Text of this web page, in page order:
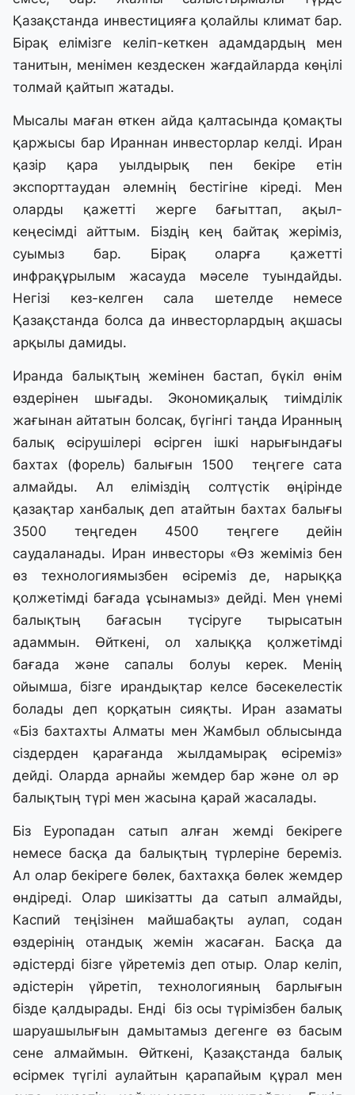
Қазақстанда инвестицияға қолайлы климат бар.
Бірақ елімізге келіп-кеткен адамдардың мен
танитын, менімен кездескен жағдайларда көңілі
толмай қайтып жатады.
Мысалы маған өткен айда қалтасында қомақты
қаржысы бар Ираннан инвесторлар келді. Иран
қазір қара уылдырық пен бекіре етін
экспорттаудан әлемнің бестігіне кіреді. Мен
оларды қажетті жерге бағыттап, ақыл-
кеңесімді айттым. Біздің кең байтақ жеріміз,
суымыз бар. Бірақ оларға қажетті
инфрақұрылым жасауда мәселе туындайды.
Негізі кез-келген сала шетелде немесе
Қазақстанда болса да инвесторлардың ақшасы
арқылы дамиды.
Иранда балықтың жемінен бастап, бүкіл өнім
өздерінен шығады. Экономиқалық тиімділік
жағынан айтатын болсақ, бүгінгі таңда Иранның
балық өсірушілері өсірген ішкі нарығындағы
бахтах (форель) балығын 1500 теңгеге сата
алмайды. Ал еліміздің солтүстік өңірінде
қазақтар ханбалық деп атайтын бахтах балығы
3500 теңгеден 4500 теңгеге дейін
саудаланады. Иран инвесторы «Өз жеміміз бен
өз технологиямызбен өсіреміз де, нарыққа
қолжетімді бағада ұсынамыз» дейді. Мен үнемі
балықтың бағасын түсіруге тырысатын
адаммын. Өйткені, ол халыққа қолжетімді
бағада және сапалы болуы керек. Менің
ойымша, бізге ирандықтар келсе бәсекелестік
болады деп қорқатын сияқты. Иран азаматы
«Біз бахтахты Алматы мен Жамбыл облысында
сіздерден қарағанда жылдамырақ өсіреміз»
дейді. Оларда арнайы жемдер бар және ол әр
балықтың түрі мен жасына қарай жасалады.
Біз Еуропадан сатып алған жемді бекіреге
немесе басқа да балықтың түрлеріне береміз.
Ал олар бекіреге бөлек, бахтахқа бөлек жемдер
өндіреді. Олар шикізатты да сатып алмайды,
Каспий теңізінен майшабақты аулап, содан
өздерінің отандық жемін жасаған. Басқа да
әдістерді бізге үйретеміз деп отыр. Олар келіп,
әдістерін үйретіп, технологияның барлығын
бізде қалдырады. Енді біз осы түрімізбен балық
шаруашылығын дамытамыз дегенге өз басым
сене алмаймын. Өйткені, Қазақстанда балық
өсірмек түгілі аулайтын қарапайым құрал мен